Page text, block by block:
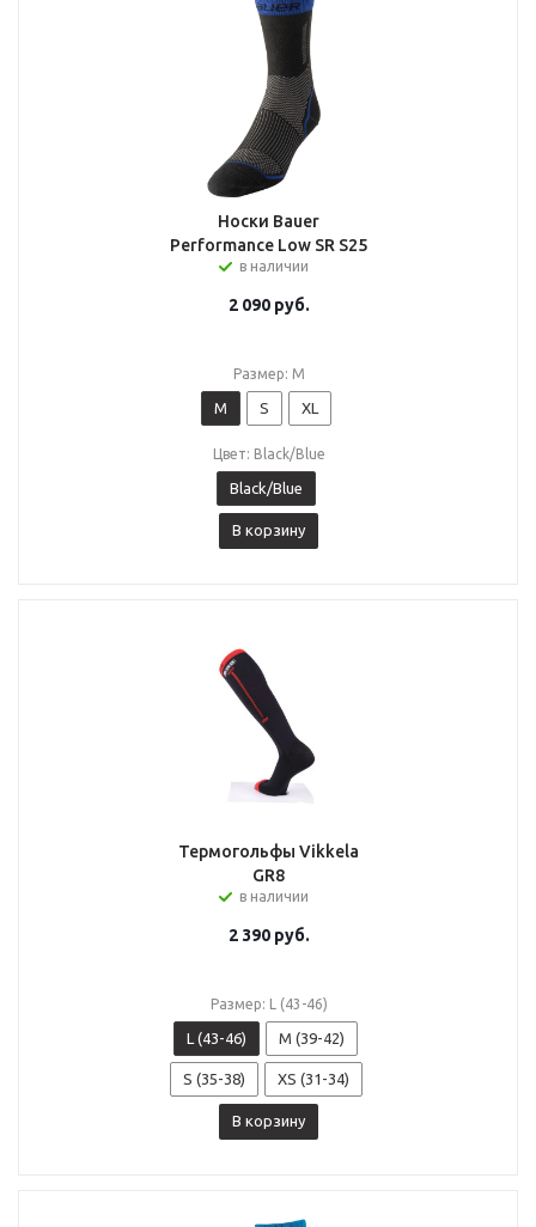
Носки Bauer
Performance Low SR S25
в наличии
2 090руб.
Размер: M
M S XL
Цвет: Black/Blue
Black/Blue
В корзину
Термогольфы Vikkela
GR8
в наличии
2 390руб.
Размер: L (43-46)
L (43-46) M (39-42)
S (35-38) XS (31-34)
В корзину